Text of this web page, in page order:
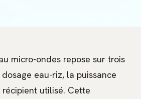
micro-ondes repose sur trois
eau-riz, la puissance
utilisé. Cette